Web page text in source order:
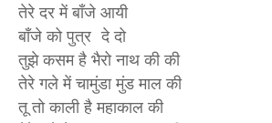
तेरे दर में बाँजे आयी
बाँजे को पुत्र दे दो
तुझे कसम है भैरो नाथ की की
तेरे गले में चामुंडा मुंड माल की
तू तो काली है महाकाल की